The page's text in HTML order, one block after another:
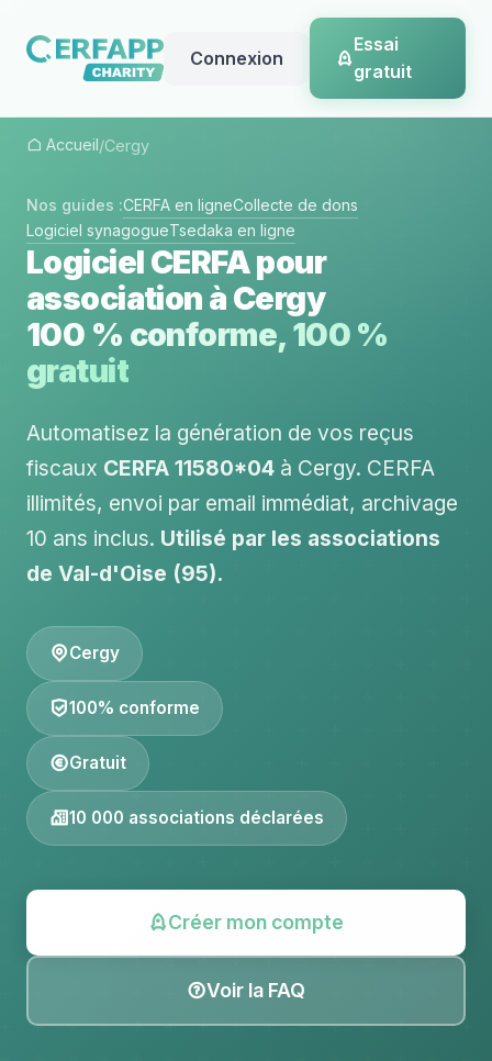
Connexion
Essai
gratuit
Accueil/Cergy
Nos guides :CERFA en ligneCollecte de dons
Logiciel synagogueTsedaka en ligne
Logiciel CERFA pour
association à Cergy
100 % conforme, 100 %
gratuit
Automatisez la génération de vos reçus
fiscaux CERFA 11580*04 à Cergy. CERFA
illimités, envoi par email immédiat, archivage
10 ans inclus. Utilisé par les associations
de Val-d'Oise (95).
Cergy
100% conforme
Gratuit
10 000 associations déclarées
Créer mon compte
Voir la FAQ